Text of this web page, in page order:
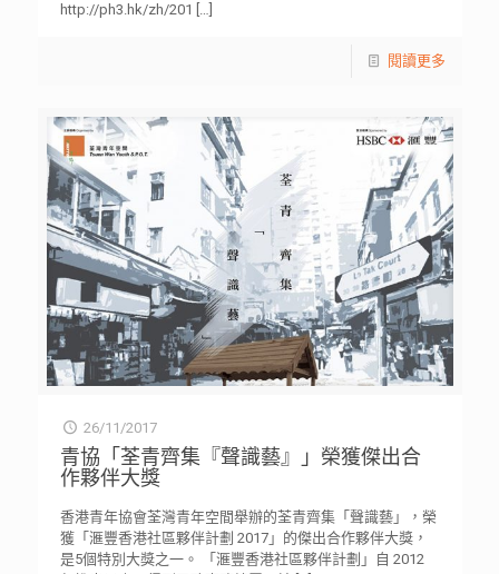
http://ph3.hk/zh/201 […]
閱讀更多
26/11/2017
青協「荃青齊集『聲識藝』」榮獲傑出合
作夥伴大獎
香港青年協會荃灣青年空間舉辦的荃青齊集「聲識藝」，榮
獲「滙豐香港社區夥伴計劃 2017」的傑出合作夥伴大獎，
是5個特別大獎之一。 「滙豐香港社區夥伴計劃」自 2012